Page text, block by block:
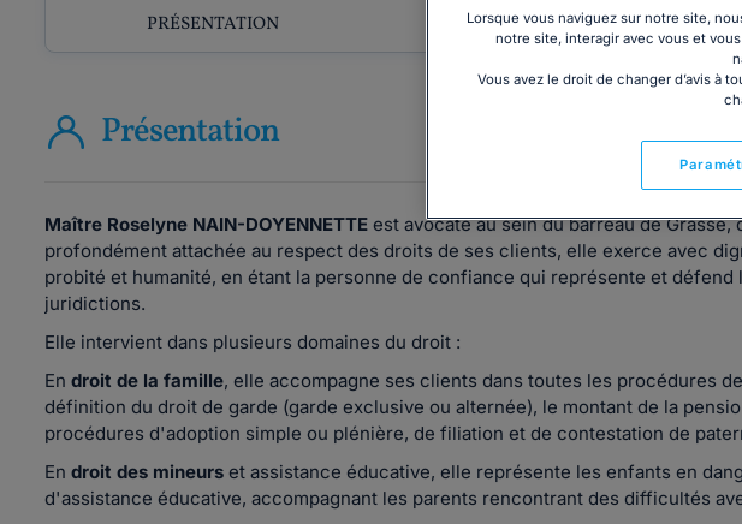
PRÉSENTATION COMPÉTENCES
Présentation
Maître Roselyne NAIN-DOYENNETTE est avocate au sein du barreau de
profondément attachée au respect des droits de ses clients, elle exerce avec
probité et humanité, en étant la personne de confiance qui représente et défend
juridictions.
Elle intervient dans plusieurs domaines du droit :
En droit de la famille, elle accompagne ses clients dans toutes les procédures
définition du droit de garde (garde exclusive ou alternée), le montant de la
procédures d'adoption simple ou plénière, de filiation et de contestation de
En droit des mineurs et assistance éducative, elle représente les enfants en
d'assistance éducative, accompagnant les parents rencontrant des difficultés
Lorsque vous naviguez sur notre site,
notre site, interagir avec vous et
Vous avez le droit de changer d’avis à